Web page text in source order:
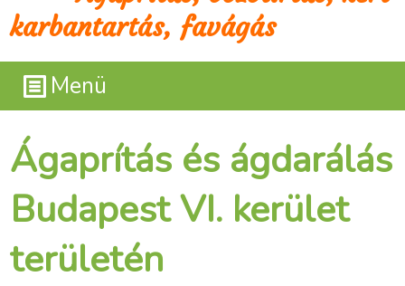
karbantartás, favágás
Menü
Ágaprítás és ágdarálás
Budapest VI. kerület
területén